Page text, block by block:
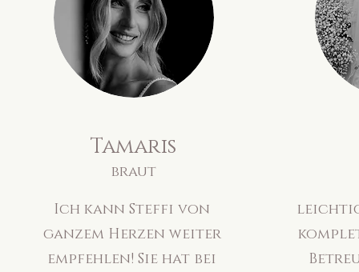
Tamaris
braut
Ich kann Steffi von
ganzem Herzen weiter
empfehlen! Sie hat bei